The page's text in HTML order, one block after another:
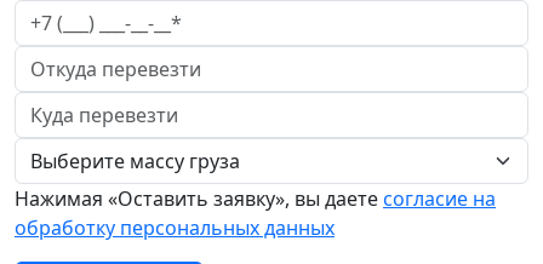
Нажимая «Оставить заявку», вы даетесогласие на
обработку персональных данных